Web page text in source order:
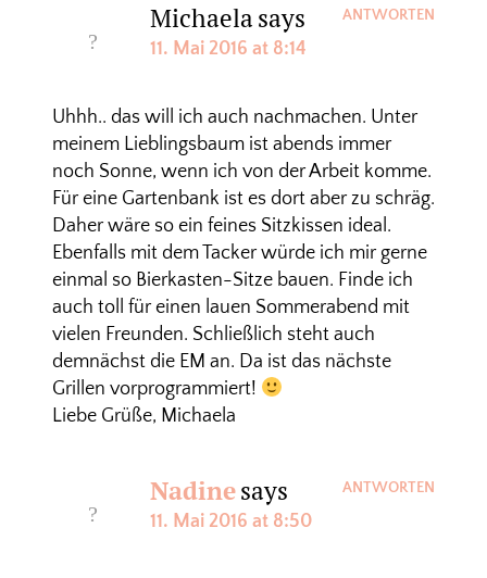
Michaelasays
11. Mai 2016 at 8:14
Uhhh.. das will ich auch nachmachen. Unter
meinem Lieblingsbaum ist abends immer
noch Sonne, wenn ich von der Arbeit komme.
Für eine Gartenbank ist es dort aber zu schräg.
Daher wäre so ein feines Sitzkissen ideal.
Ebenfalls mit dem Tacker würde ich mir gerne
einmal so Bierkasten-Sitze bauen. Finde ich
auch toll für einen lauen Sommerabend mit
vielen Freunden. Schließlich steht auch
demnächst die EM an. Da ist das nächste
Grillen vorprogrammiert!
Liebe Grüße, Michaela
ANTWORTEN
Nadinesays
11. Mai 2016 at 8:50
ANTWORTEN